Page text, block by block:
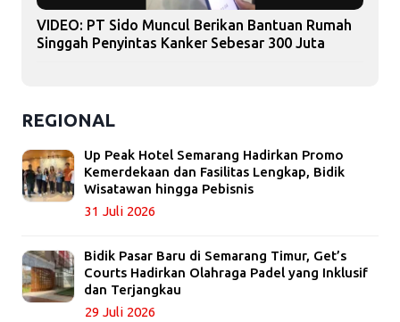
VIDEO: PT Sido Muncul Berikan Bantuan Rumah
Singgah Penyintas Kanker Sebesar 300 Juta
REGIONAL
Up Peak Hotel Semarang Hadirkan Promo
Kemerdekaan dan Fasilitas Lengkap, Bidik
Wisatawan hingga Pebisnis
31 Juli 2026
Bidik Pasar Baru di Semarang Timur, Get’s
Courts Hadirkan Olahraga Padel yang Inklusif
dan Terjangkau
29 Juli 2026